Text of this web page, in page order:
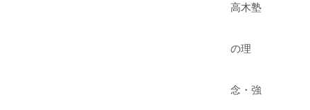
高木塾
の理
念・強